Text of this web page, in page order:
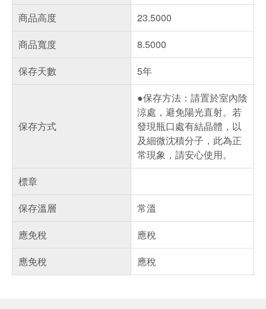
商品高度
23.5000
商品寬度
8.5000
保存天數
5年
保存方式
●保存方法：請置於室內陰
涼處，避免陽光直射。若
發現瓶口處有結晶體，以
及細微沈積分子，此為正
常現象，請安心使用。
標章
保存溫層
常溫
應免稅
應稅
應免稅
應稅